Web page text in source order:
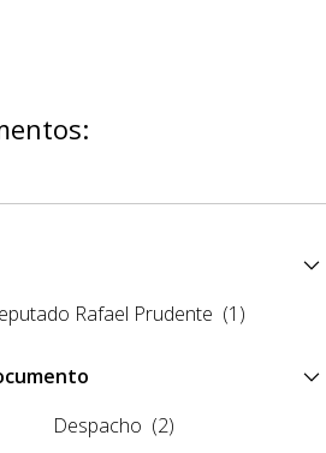
Rafael Prudente (1)
Despacho (2)